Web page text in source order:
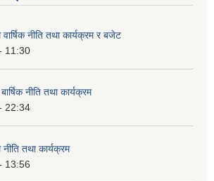
नीति तथा कार्यक्रम र बजेट
11:30
नीति तथा कार्यक्रम
22:34
तथा कार्यक्रम
13:56